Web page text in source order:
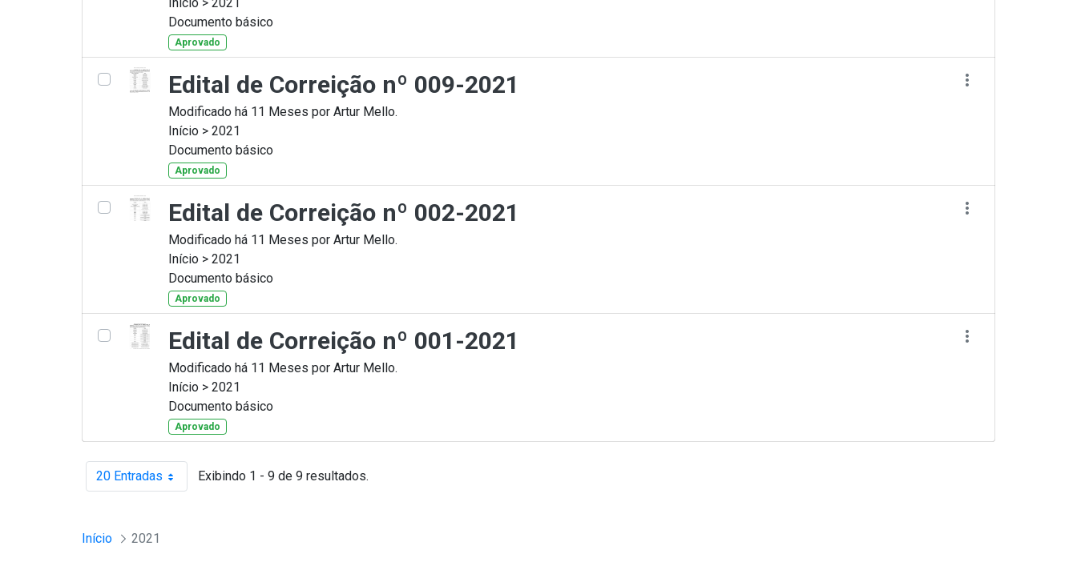
Documento básico
Aprovado
Edital de Correição nº 009-2021
Modificado há 11 Meses por Artur Mello.
Início > 2021
Documento básico
Aprovado
Edital de Correição nº 002-2021
Modificado há 11 Meses por Artur Mello.
Início > 2021
Documento básico
Aprovado
Edital de Correição nº 001-2021
Modificado há 11 Meses por Artur Mello.
Início > 2021
Documento básico
Aprovado
20 EntradasPor página Exibindo 1 - 9 de 9 resultados.
Início 2021